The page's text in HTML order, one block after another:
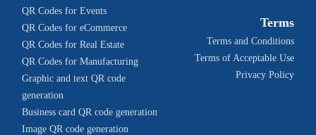
QR Codes for Events
QR Codes for eCommerce
QR Codes for Real Estate
QR Codes for Manufacturing
Graphic and text QR code
generation
Business card QR code generation
Image QR code generation
Terms
Terms and Conditions
Terms of Acceptable Use
Privacy Policy